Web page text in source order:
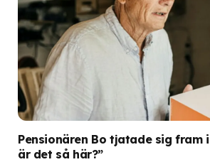
Pensionären Bo tjatade sig fram
är det så här?”